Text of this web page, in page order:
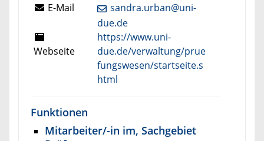
E-Mail
sandra.urban@uni-
due.de
Webseite
https://www.uni-
due.de/verwaltung/prue
fungswesen/startseite.s
html
Funktionen
Mitarbeiter/-in im, Sachgebiet